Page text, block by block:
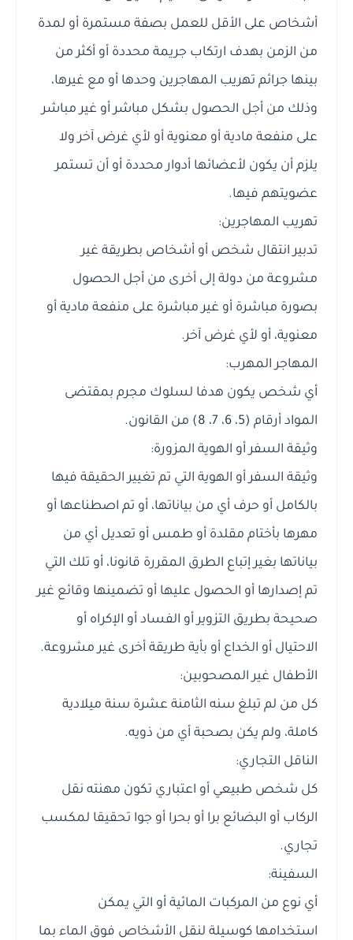
أشخاص على الأقل للعمل بصفة مستمرة أو لمدة
من الزمن بهدف ارتكاب جريمة محددة أو أكثر من
بينها جرائم تهريب المهاجرين وحدها أو مع غيرها،
وذلك من أجل الحصول بشكل مباشر أو غير مباشر
على منفعة مادية أو معنوية أو لأي غرض آخر ولا
يلزم أن يكون لأعضائها أدوار محددة أو أن تستمر
عضويتهم فيها.
تهريب المهاجرين:
تدبير انتقال شخص أو أشخاص بطريقة غير
مشروعة من دولة إلى أخرى من أجل الحصول
بصورة مباشرة أو غير مباشرة على منفعة مادية أو
معنوية، أو لأي غرض آخر.
المهاجر المهرب:
أي شخص يكون هدفا لسلوك مجرم بمقتضى
المواد أرقام (5، 6، 7، 8) من القانون.
وثيقة السفر أو الهوية المزورة:
وثيقة السفر أو الهوية التي تم تغيير الحقيقة فيها
بالكامل أو حرف أي من بياناتها، أو تم اصطناعها أو
مهرها بأختام مقلدة أو طمس أو تعديل أي من
بياناتها بغير إتباع الطرق المقررة قانونا، أو تلك التي
تم إصدارها أو الحصول عليها أو تضمينها وقائع غير
صحيحة بطريق التزوير أو الفساد أو الإكراه أو
الاحتيال أو الخداع أو بأية طريقة أخرى غير مشروعة.
الأطفال غير المصحوبين:
كل من لم تبلغ سنه الثامنة عشرة سنة ميلادية
كاملة، ولم يكن بصحبة أي من ذويه.
الناقل التجاري:
كل شخص طبيعي أو اعتباري تكون مهنته نقل
الركاب أو البضائع برا أو بحرا أو جوا تحقيقا لمكسب
تجاري.
السفينة:
أي نوع من المركبات المائية أو التي يمكن
استخدامها كوسيلة لنقل الأشخاص فوق الماء بما